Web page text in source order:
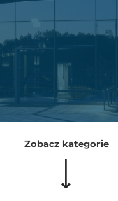
Zobacz kategorie